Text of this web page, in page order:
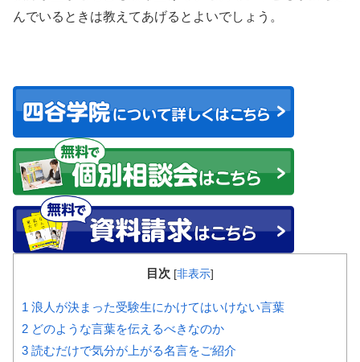
んでいるときは教えてあげるとよいでしょう。
目次 [非表示]
1 浪人が決まった受験生にかけてはいけない言葉
2 どのような言葉を伝えるべきなのか
3 読むだけで気分が上がる名言をご紹介